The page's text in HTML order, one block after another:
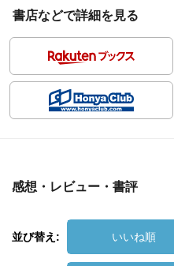
書店などで詳細を見る
感想・レビュー・書評
並び替え: いいね順